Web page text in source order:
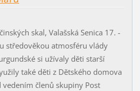
skal, Valašská Senica 17. -
středověkou atmosféru vlády
si užívaly děti starší
také děti z Dětského domova
členů skupiny Post